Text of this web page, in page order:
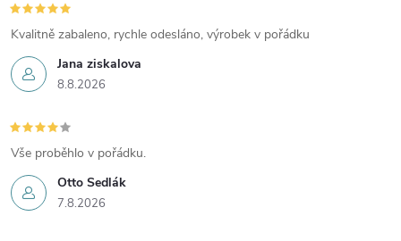
Jana ziskalova
8.8.2026
Kvalitně zabaleno, rychle odesláno, výrobek v pořádku
Otto Sedlák
7.8.2026
Vše proběhlo v pořádku.